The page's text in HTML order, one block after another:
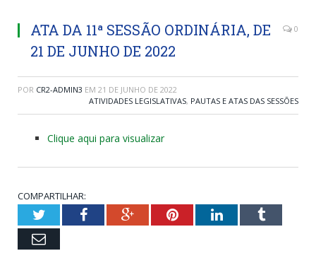
ATA DA 11ª SESSÃO ORDINÁRIA, DE
21 DE JUNHO DE 2022
0
POR CR2-ADMIN3 EM 21 DE JUNHO DE 2022
ATIVIDADES LEGISLATIVAS, PAUTAS E ATAS DAS SESSÕES
Clique aqui para visualizar
COMPARTILHAR:
TwitterFacebookGoogle+PinterestLinkedInTumblr
Email